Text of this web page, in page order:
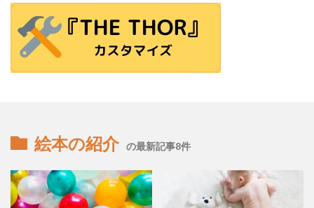
絵本の紹介 の最新記事8件